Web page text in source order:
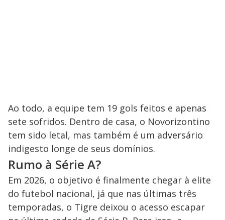
Ao todo, a equipe tem 19 gols feitos e apenas
sete sofridos. Dentro de casa, o Novorizontino
tem sido letal, mas também é um adversário
indigesto longe de seus domínios.
Rumo à Série A?
Em 2026, o objetivo é finalmente chegar à elite
do futebol nacional, já que nas últimas três
temporadas, o Tigre deixou o acesso escapar